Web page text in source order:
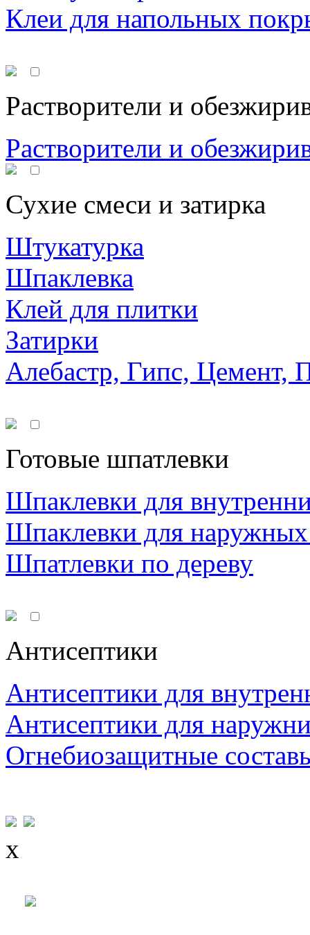
Клеи для напольных
Растворители и
Растворители и
Сухие смеси и затирка
Штукатурка
Шпаклевка
Клей для плитки
Затирки
Алебастр, Гипс, Цемент,
Готовые шпатлевки
Шпаклевки для
Шпаклевки для наружных
Шпатлевки по дереву
Антисептики
Антисептики для
Антисептики для
Огнебиозащитные
x